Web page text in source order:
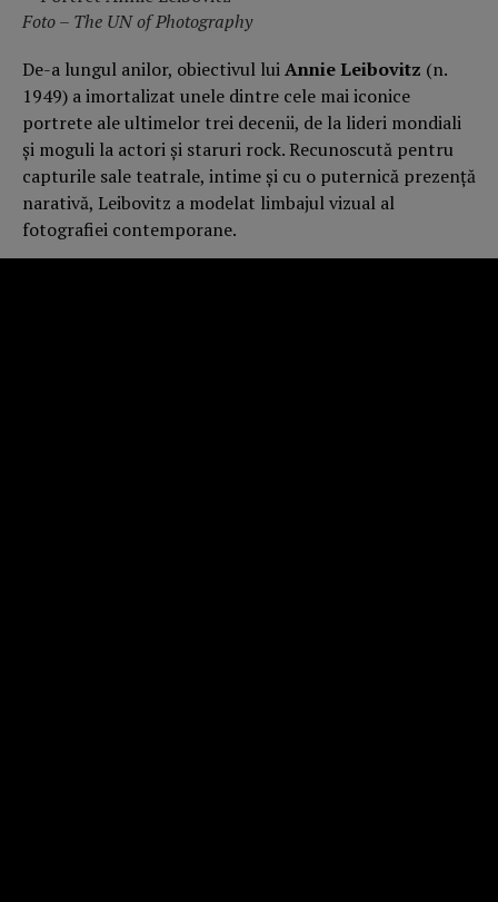
Foto – The UN of Photography
De-a lungul anilor, obiectivul luiAnnie Leibovitz (n.
1949) a imortalizat unele dintre cele mai iconice
portrete ale ultimelor trei decenii, de la lideri mondiali
și moguli la actori și staruri rock. Recunoscută pentru
capturile sale teatrale, intime și cu o puternică prezență
narativă, Leibovitz a modelat limbajul vizual al
fotografiei contemporane.